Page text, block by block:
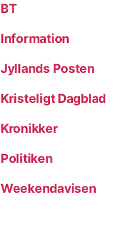
BT
Information
Jyllands Posten
Kristeligt Dagblad
Kronikker
Politiken
Weekendavisen